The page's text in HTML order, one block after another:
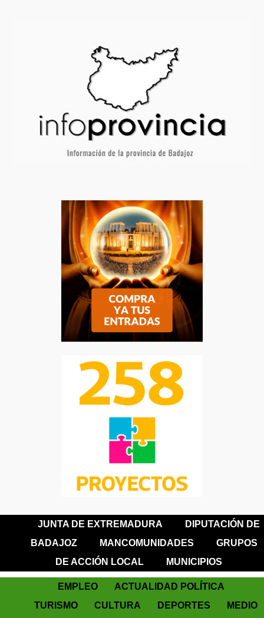
JUNTA DE EXTREMADURA
DIPUTACIÓN DE
BADAJOZ
MANCOMUNIDADES
GRUPOS
DE ACCIÓN LOCAL
MUNICIPIOS
EMPLEO
ACTUALIDAD POLÍTICA
TURISMO
CULTURA DEPORTES
MEDIO